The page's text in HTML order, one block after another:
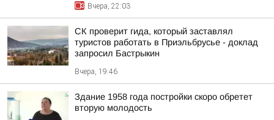
Вчера, 22:03
СК проверит гида, который заставлял
туристов работать в Приэльбрусье - доклад
запросил Бастрыкин
Вчера, 19:46
Здание 1958 года постройки скоро обретет
вторую молодость